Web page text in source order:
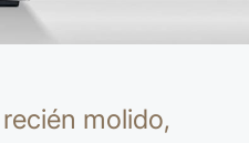
molido,